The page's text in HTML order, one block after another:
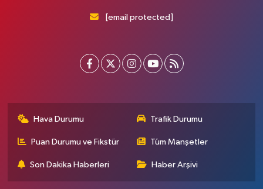
[email protected]
Hava Durumu Trafik Durumu
Puan Durumu ve Fikstür Tüm Manşetler
Son Dakika Haberleri Haber Arşivi